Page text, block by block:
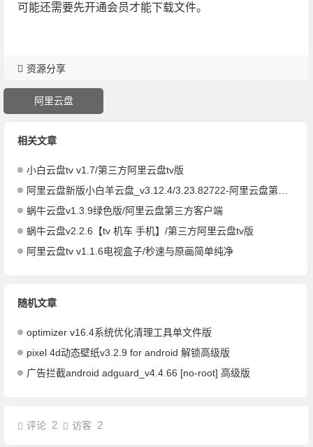
可能还需要先开通会员才能下载文件。
资源分享
阿里云盘
相关文章
小白云盘tv v1.7/第三方阿里云盘tv版
阿里云盘新版小白羊云盘_v3.12.4/3.23.82722-阿里云盘第三方客户端
蜗牛云盘v1.3.9绿色版/阿里云盘第三方客户端
蜗牛云盘v2.2.6【tv 机车 手机】/第三方阿里云盘tv版
阿里云盘tv v1.1.6电视盒子/秒速与原画简单纯净
随机文章
optimizer v16.4系统优化清理工具单文件版
pixel 4d动态壁纸v3.2.9 for android 解锁高级版
广告拦截android adguard_v4.4.66 [no-root] 高级版
评论2 访客2